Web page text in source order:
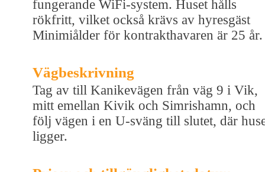
fungerande WiFi-system. Huset hålls
rökfritt, vilket också krävs av hyresgäst
Minimiålder för kontrakthavaren är 25 år.
Vägbeskrivning
Tag av till Kanikevägen från väg 9 i Vik,
mitt emellan Kivik och Simrishamn, och
följ vägen i en U-sväng till slutet, där
ligger.